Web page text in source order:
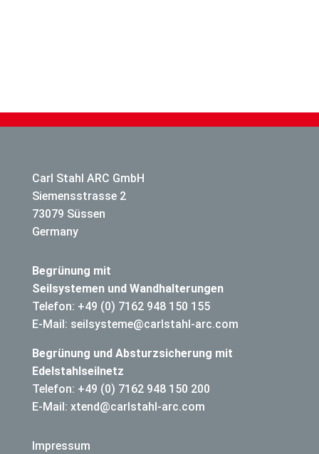
Carl Stahl ARC GmbH
Siemensstrasse 2
73079 Süssen
Germany
Begrünung mit
Seilsystemen und Wandhalterungen
Telefon: +49 (0) 7162 948 150 155
E-Mail: seilsysteme@carlstahl-arc.com
Begrünung und Absturzsicherung mit
Edelstahlseilnetz
Telefon: +49 (0) 7162 948 150 200
E-Mail: xtend@carlstahl-arc.com
Impressum